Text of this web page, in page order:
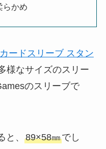
らかめ
ードスリーブ スタン
様なサイズのスリー
のスリーブで
、 89×58㎜でし